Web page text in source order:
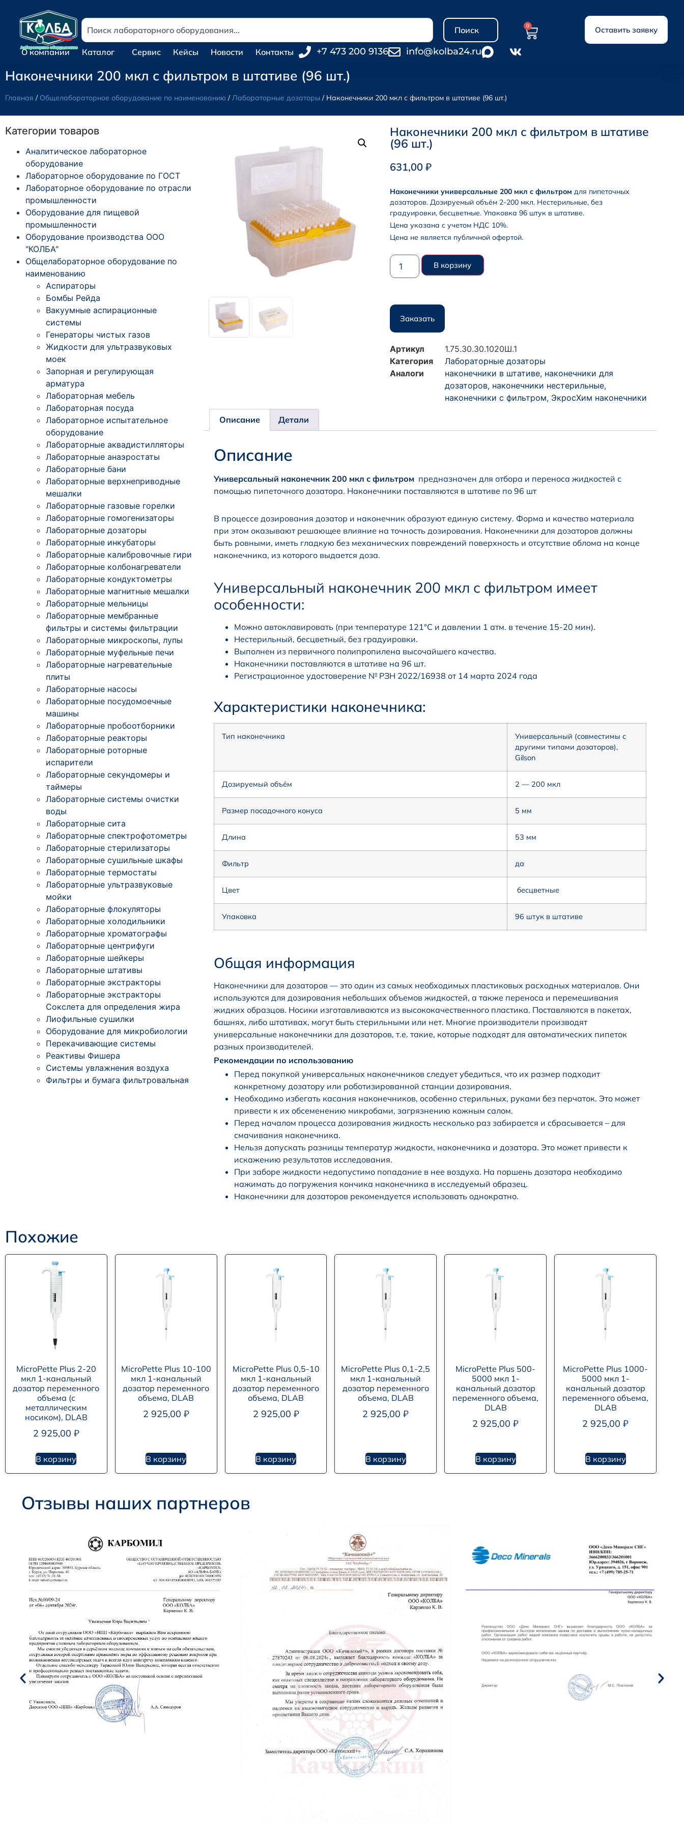
Поиск 0 Оставить заявку
О компании Каталог Сервис Кейсы Новости Контакты +7 473 200 9136 info@kolba24.ru
Наконечники 200 мкл с фильтром в штативе (96 шт.)
Главная / Общелабораторное оборудование по наименованию /Лабораторные дозаторы / Наконечники 200 мкл с фильтром в штативе (96 шт.)
Категории товаров
Аналитическое лабораторное
оборудование
Лабораторное оборудование по ГОСТ
Лабораторное оборудование по отрасли
промышленности
Оборудование для пищевой
промышленности
Оборудование производства ООО
"КОЛБА"
Общелабораторное оборудование по
наименованию
Аспираторы
Бомбы Рейда
Вакуумные аспирационные
системы
Генераторы чистых газов
Жидкости для ультразвуковых
моек
Запорная и регулирующая
арматура
Лабораторная мебель
Лабораторная посуда
Лабораторное испытательное
оборудование
Лабораторные аквадистилляторы
Лабораторные анаэростаты
Лабораторные бани
Лабораторные верхнеприводные
мешалки
Лабораторные газовые горелки
Лабораторные гомогенизаторы
Лабораторные дозаторы
Лабораторные инкубаторы
Лабораторные калибровочные гири
Лабораторные колбонагреватели
Лабораторные кондуктометры
Лабораторные магнитные мешалки
Лабораторные мельницы
Лабораторные мембранные
фильтры и системы фильтрации
Лабораторные микроскопы, лупы
Лабораторные муфельные печи
Лабораторные нагревательные
плиты
Лабораторные насосы
Лабораторные посудомоечные
машины
Лабораторные пробоотборники
Лабораторные реакторы
Лабораторные роторные
испарители
Лабораторные секундомеры и
таймеры
Лабораторные системы очистки
воды
Лабораторные сита
Лабораторные спектрофотометры
Лабораторные стерилизаторы
Лабораторные сушильные шкафы
Лабораторные термостаты
Лабораторные ультразвуковые
мойки
Лабораторные флокуляторы
Лабораторные холодильники
Лабораторные хроматографы
Лабораторные центрифуги
Лабораторные шейкеры
Лабораторные штативы
Лабораторные экстракторы
Лабораторные экстракторы
Сокслета для определения жира
Лиофильные сушилки
Оборудование для микробиологии
Перекачивающие системы
Реактивы Фишера
Системы увлажнения воздуха
Фильтры и бумага фильтровальная
Наконечники 200 мкл с фильтром в штативе
(96 шт.)
631,00 ₽
Наконечники универсальные 200 мкл с фильтром для пипеточных
дозаторов. Дозируемый объём 2-200 мкл. Нестерильные, без
градуировки, бесцветные. Упаковка 96 штук в штативе.
Цена указана с учетом НДС 10%.
Цена не является публичной офертой.
В корзину
Заказать
Артикул
1.75.30.30.1020Ш.1
Категория
Лабораторные дозаторы
Аналоги
наконечники в штативе, наконечники для
дозаторов, наконечники нестерильные,
наконечники с фильтром, ЭкросХим наконечники
Описание Детали
Описание
Универсальный наконечник 200 мкл с фильтром предназначен для отбора и переноса жидкостей с
помощью пипеточного дозатора. Наконечники поставляются в штативе по 96 шт
В процессе дозирования дозатор и наконечник образуют единую систему. Форма и качество материала
при этом оказывают решающее влияние на точность дозирования. Наконечники для дозаторов должны
быть ровными, иметь гладкую без механических повреждений поверхность и отсутствие облома на конце
наконечника, из которого выдается доза.
Универсальный наконечник 200 мкл с фильтром имеет
особенности:
Можно автоклавировать (при температуре 121°С и давлении 1 атм. в течение 15-20 мин).
Нестерильный, бесцветный, без градуировки.
Выполнен из первичного полипропилена высочайшего качества.
Наконечники поставляются в штативе на 96 шт.
Регистрационное удостоверение № РЗН 2022/16938 от 14 марта 2024 года
Характеристики наконечника:
Тип наконечника
Универсальный (совместимы с
другими типами дозаторов),
Gilson
Дозируемый объём 2 — 200 мкл
Размер посадочного конуса 5 мм
Длина 53 мм
Фильтр да
Цвет бесцветные
Упаковка 96 штук в штативе
Общая информация
Наконечники для дозаторов — это один из самых необходимых пластиковых расходных материалов. Они
используются для дозирования небольших объемов жидкостей, а также переноса и перемешивания
жидких образцов. Носики изготавливаются из высококачественного пластика. Поставляются в пакетах,
башнях, либо штативах, могут быть стерильными или нет. Многие производители производят
универсальные наконечники для дозаторов, т.е. такие, которые подходят для автоматических пипеток
разных производителей.
Рекомендации по использованию
Перед покупкой универсальных наконечников следует убедиться, что их размер подходит
конкретному дозатору или роботизированной станции дозирования.
Необходимо избегать касания наконечников, особенно стерильных, руками без перчаток. Это может
привести к их обсеменению микробами, загрязнению кожным салом.
Перед началом процесса дозирования жидкость несколько раз забирается и сбрасывается – для
смачивания наконечника.
Нельзя допускать разницы температур жидкости, наконечника и дозатора. Это может привести к
искажению результатов исследования.
При заборе жидкости недопустимо попадание в нее воздуха. На поршень дозатора необходимо
нажимать до погружения кончика наконечника в исследуемый образец.
Наконечники для дозаторов рекомендуется использовать однократно.
Похожие
MicroPette Plus 2-20
мкл 1-канальный
дозатор переменного
объема (с
металлическим
носиком), DLAB
2 925,00 ₽
В корзину
MicroPette Plus 10-100
мкл 1-канальный
дозатор переменного
объема, DLAB
2 925,00 ₽
В корзину
MicroPette Plus 0,5-10
мкл 1-канальный
дозатор переменного
объема, DLAB
2 925,00 ₽
В корзину
MicroPette Plus 0,1-2,5
мкл 1-канальный
дозатор переменного
объема, DLAB
2 925,00₽
В корзину
MicroPette Plus 500-
5000 мкл 1-
канальный дозатор
переменного объема,
DLAB
2 925,00₽
В корзину
MicroPette Plus 1000-
5000 мкл 1-
канальный дозатор
переменного объема,
DLAB
2 925,00₽
В корзину
Отзывы наших партнеров